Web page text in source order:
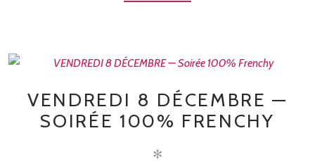
VENDREDI 8 DÉCEMBRE —
SOIRÉE 100% FRENCHY
✻